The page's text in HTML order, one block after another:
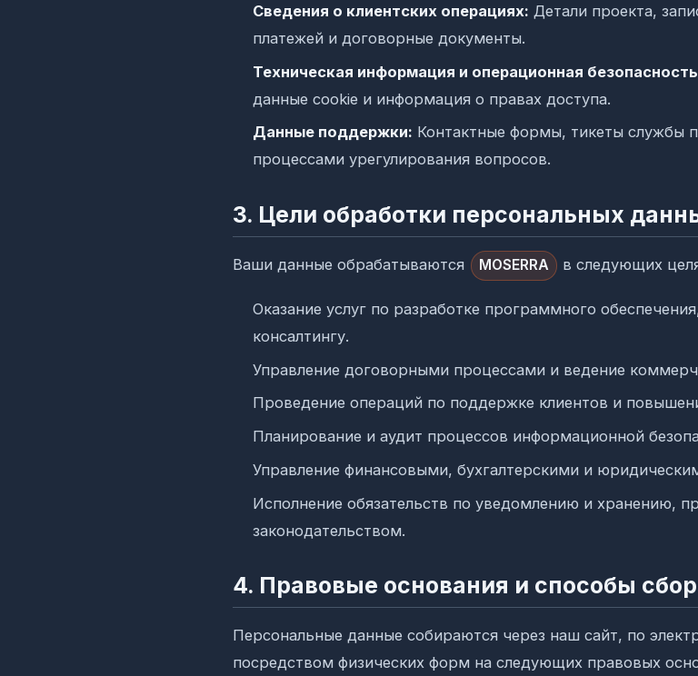
Сведения о клиентских операциях: Детали проекта,
платежей и договорные документы.
Техническая информация и операционная
данные cookie и информация о правах доступа.
Данные поддержки: Контактные формы, тикеты службы
процессами урегулирования вопросов.
3. Цели обработки персональных
Ваши данные обрабатываются MOSERRA в следующих
Оказание услуг по разработке программного
консалтингу.
Управление договорными процессами и ведение
Проведение операций по поддержке клиентов и
Планирование и аудит процессов информационной
Управление финансовыми, бухгалтерскими и
Исполнение обязательств по уведомлению и хранению,
законодательством.
4. Правовые основания и способы
Персональные данные собираются через наш сайт, по
посредством физических форм на следующих правовых